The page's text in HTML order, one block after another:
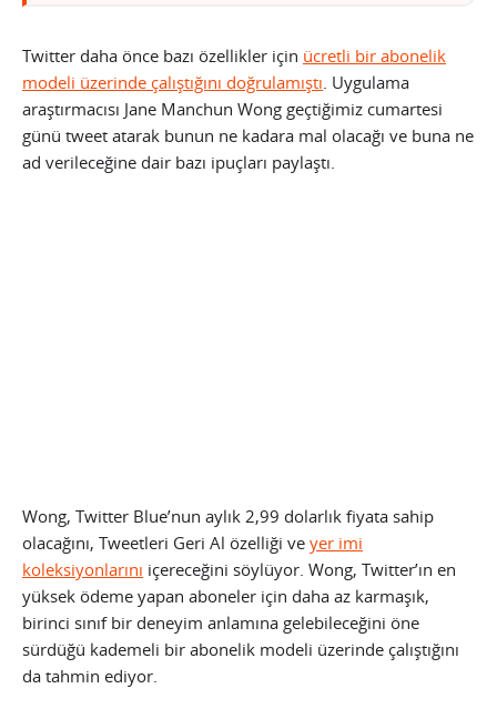
Twitter daha önce bazı özellikler için ücretli bir abonelik
modeli üzerinde çalıştığını doğrulamıştı. Uygulama
araştırmacısı Jane Manchun Wong geçtiğimiz cumartesi
günü tweet atarak bunun ne kadara mal olacağı ve buna ne
ad verileceğine dair bazı ipuçları paylaştı.
Wong, Twitter Blue’nun aylık 2,99 dolarlık fiyata sahip
olacağını, Tweetleri Geri Al özelliği ve yer imi
koleksiyonlarını içereceğini söylüyor. Wong, Twitter’ın en
yüksek ödeme yapan aboneler için daha az karmaşık,
birinci sınıf bir deneyim anlamına gelebileceğini öne
sürdüğü kademeli bir abonelik modeli üzerinde çalıştığını
da tahmin ediyor.